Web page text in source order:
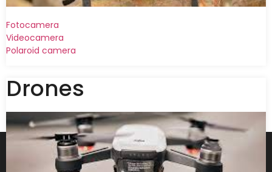
Fotocamera
Videocamera
Polaroid camera
Drones